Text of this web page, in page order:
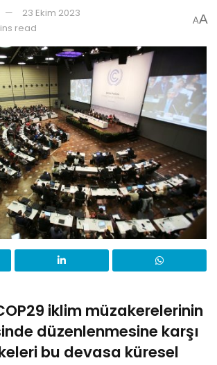
23 Ekim 2023
read
AA
iklim müzakerelerinin
düzenlenmesine karşı
bu devasa küresel